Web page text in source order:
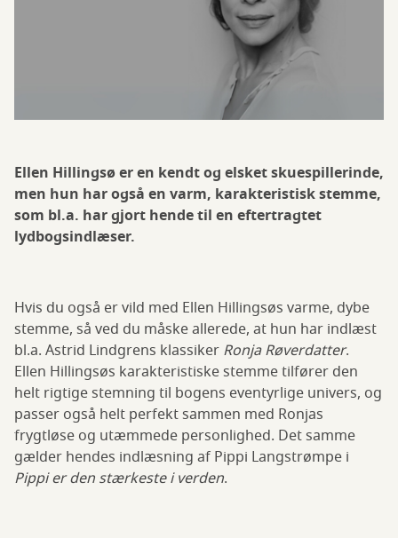
Ellen Hillingsø er en kendt og elsket skuespillerinde,
men hun har også en varm, karakteristisk stemme,
som bl.a. har gjort hende til en eftertragtet
lydbogsindlæser.
Hvis du også er vild med Ellen Hillingsøs varme, dybe
stemme, så ved du måske allerede, at hun har indlæst
bl.a. Astrid Lindgrens klassiker Ronja Røverdatter.
Ellen Hillingsøs karakteristiske stemme tilfører den
helt rigtige stemning til bogens eventyrlige univers, og
passer også helt perfekt sammen med Ronjas
frygtløse og utæmmede personlighed. Det samme
gælder hendes indlæsning af Pippi Langstrømpe i
Pippi er den stærkeste i verden.